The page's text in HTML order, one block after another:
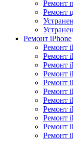
Ремонт
Ремонт
Ремонт iPhone
Ремонт
Ремонт
Ремонт
Ремонт
Ремонт
Ремонт
Ремонт
Ремонт
Ремонт
Ремонт
Ремонт